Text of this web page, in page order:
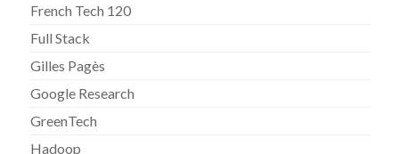
French Tech 120
Full Stack
Gilles Pagès
Google Research
GreenTech
Hadoop